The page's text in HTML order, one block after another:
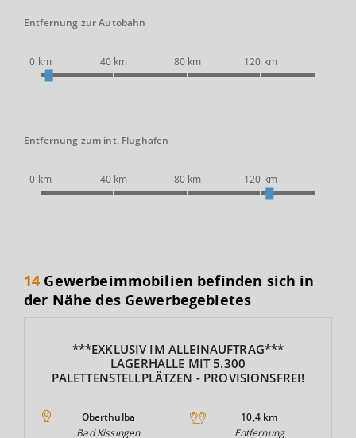
Entfernung zur Autobahn
0 km 40 km 80 km 120 km
Entfernung zum int. Flughafen
0 km 40 km 80 km 120 km
14 Gewerbeimmobilien befinden sich in
der Nähe des Gewerbegebietes
***EXKLUSIV IM ALLEINAUFTRAG***
LAGERHALLE MIT 5.300
PALETTENSTELLPLÄTZEN - PROVISIONSFREI!
Oberthulba
Bad Kissingen
10,4 km
Entfernung